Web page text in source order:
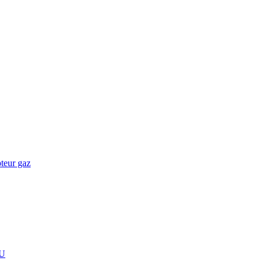
gaz